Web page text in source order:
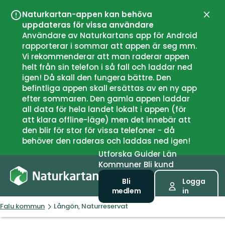
Naturkartan-appen kan behöva
uppdateras för vissa användare
Användare av Naturkartans app för Android
rapporterar i sommar att appen är seg mm.
Vi rekommenderar att man raderar appen
helt från sin telefon i så fall och laddar ned
igen! Då skall den fungera bättre. Den
befintliga appen skall ersättas av en ny app
efter sommaren. Den gamla appen laddar
all data för hela landet lokalt i appen (för
att klara offline-läge) men det innebär att
den blir för stor för vissa telefoner - då
behöver den raderas och laddas ned igen!
UtforskaGuiderLän
Kommuner Bli kund
Bli
medlem
Logga
in
Falu kommun Långön, Naturreservat